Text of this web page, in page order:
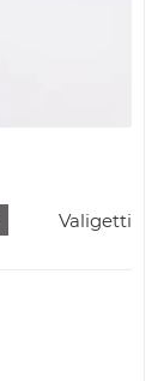
Valigetti